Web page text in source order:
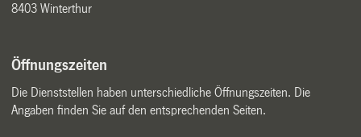
8403 Winterthur
Öffnungszeiten
Die Dienststellen haben unterschiedliche Öffnungszeiten. Die
Angaben finden Sie auf den entsprechenden Seiten.